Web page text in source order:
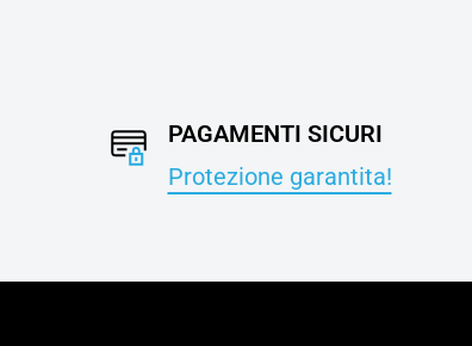
PAGAMENTI SICURI
Protezione garantita!